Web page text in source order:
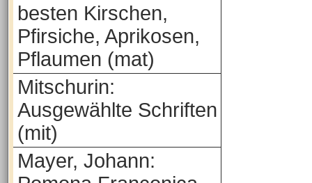
besten Kirschen,
Pfirsiche, Aprikosen,
Pflaumen (mat)
Mitschurin:
Ausgewählte Schriften
(mit)
Mayer, Johann: